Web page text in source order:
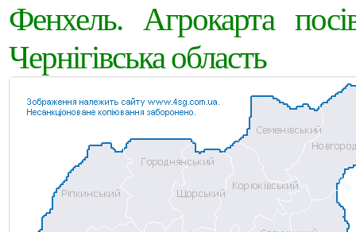
Фенхель. Агрокарта
Чернігівська область